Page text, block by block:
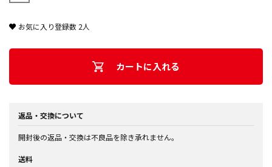
お気に入り登録数 2人
カートに入れる
返品・交換について
開封後の返品・交換は不良品を除き承れません。
送料